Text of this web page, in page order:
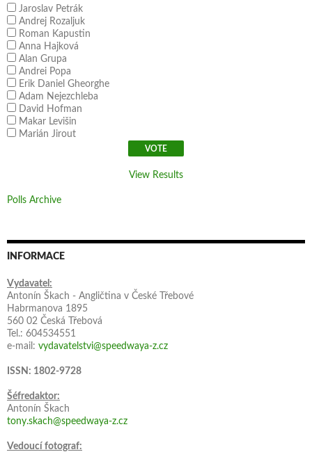
Jaroslav Petrák
Andrej Rozaljuk
Roman Kapustin
Anna Hajková
Alan Grupa
Andrei Popa
Erik Daniel Gheorghe
Adam Nejezchleba
David Hofman
Makar Levišin
Marián Jirout
View Results
Polls Archive
INFORMACE
Vydavatel:
Antonín Škach - Angličtina v České Třebové
Habrmanova 1895
560 02 Česká Třebová
Tel.: 604534551
e-mail: vydavatelstvi@speedwaya-z.cz
ISSN: 1802-9728
Šéfredaktor:
Antonín Škach
tony.skach@speedwaya-z.cz
Vedoucí fotograf: